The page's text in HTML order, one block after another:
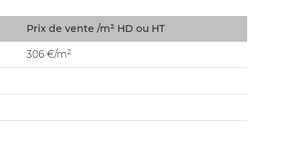
Prix de vente /m² HD ou HT
306 €/m²